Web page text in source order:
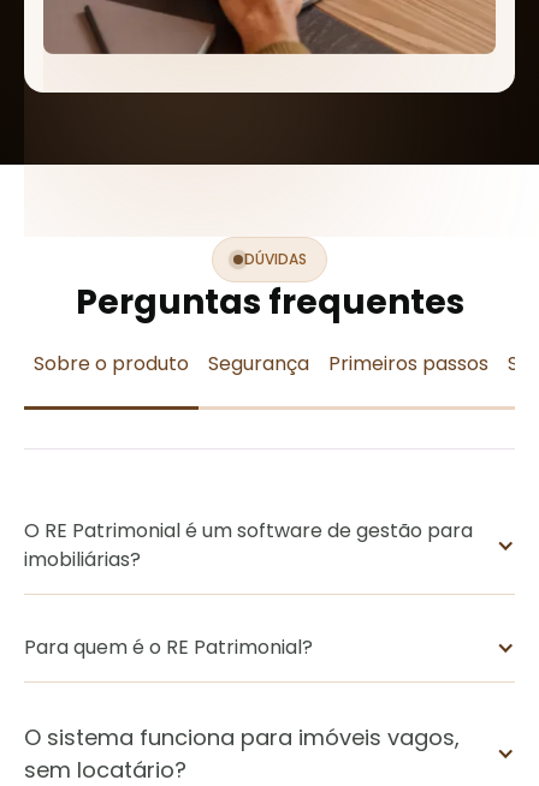
DÚVIDAS
Perguntas frequentes
Sobre o produto Segurança Primeiros passos
O RE Patrimonial é um software de gestão para
imobiliárias?
Para quem é o RE Patrimonial?
O sistema funciona para imóveis vagos,
sem locatário?